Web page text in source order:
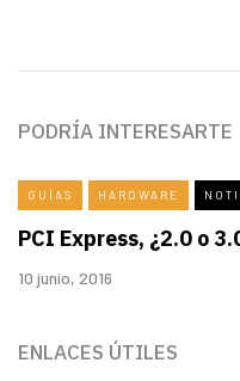
PODRÍA INTERESARTE
GUÍAS HARDWARE
PCI Express, ¿2.0 o
10 junio, 2016
ENLACES ÚTILES